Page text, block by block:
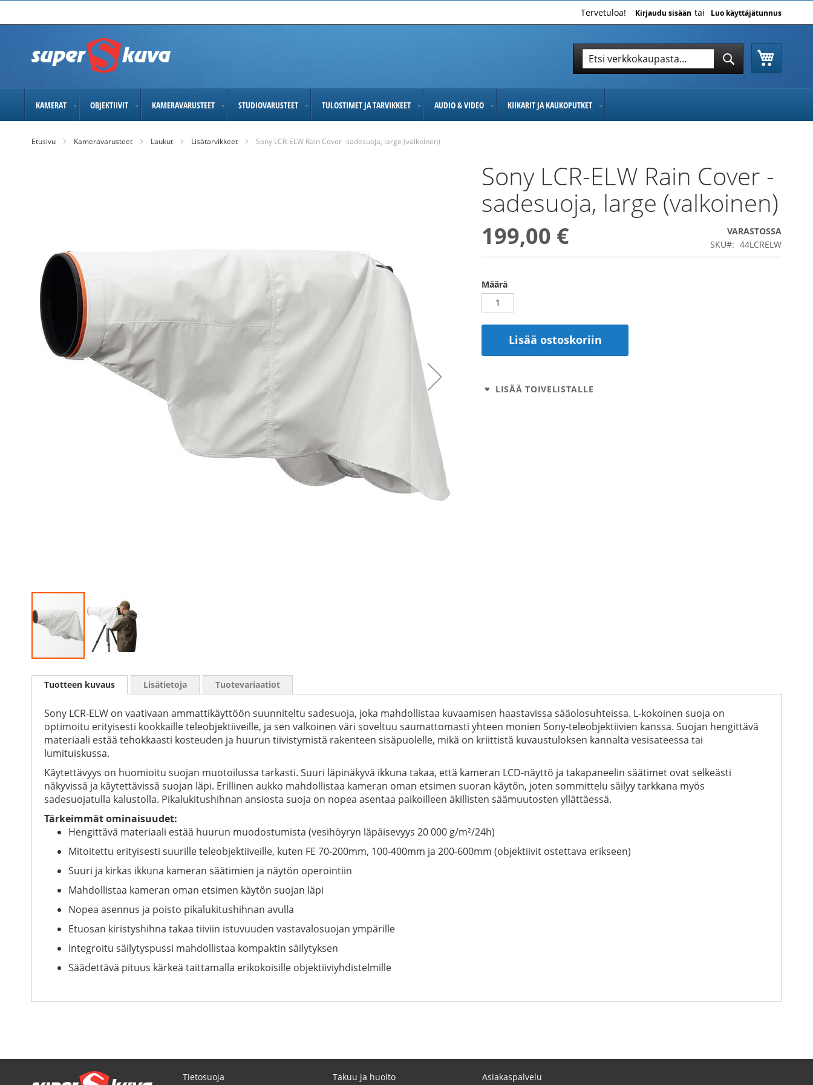
to
Tervetuloa! Kirjaudu sisään Luo käyttäjätunnus
Hae
KAMERAT OBJEKTIIVIT KAMERAVARUSTEET STUDIOVARUSTEET TULOSTIMET JA TARVIKKEET AUDIO & VIDEO KIIKARIT JA KAUKOPUTKET
Etusivu Kameravarusteet Laukut Lisätarvikkeet Sony LCR-ELW Rain Cover -sadesuoja, large (valkoinen)
Sony LCR-ELW Rain Cover -
sadesuoja, large (valkoinen)
199,00 €
VARASTOSSA
SKU
44LCRELW
Määrä
Lisää ostoskoriin
LISÄÄ TOIVELISTALLE
to
images
gallery
Tuotteen kuvaus
Sony LCR-ELW on vaativaan ammattikäyttöön suunniteltu sadesuoja, joka mahdollistaa kuvaamisen haastavissa sääolosuhteissa. L-kokoinen suoja on
optimoitu erityisesti kookkaille teleobjektiiveille, ja sen valkoinen väri soveltuu saumattomasti yhteen monien Sony-teleobjektiivien kanssa. Suojan hengittävä
materiaali estää tehokkaasti kosteuden ja huurun tiivistymistä rakenteen sisäpuolelle, mikä on kriittistä kuvaustuloksen kannalta vesisateessa tai
lumituiskussa.
Käytettävyys on huomioitu suojan muotoilussa tarkasti. Suuri läpinäkyvä ikkuna takaa, että kameran LCD-näyttö ja takapaneelin säätimet ovat selkeästi
näkyvissä ja käytettävissä suojan läpi. Erillinen aukko mahdollistaa kameran oman etsimen suoran käytön, joten sommittelu säilyy tarkkana myös
sadesuojatulla kalustolla. Pikalukitushihnan ansiosta suoja on nopea asentaa paikoilleen äkillisten säämuutosten yllättäessä.
Tärkeimmät ominaisuudet:
Hengittävä materiaali estää huurun muodostumista (vesihöyryn läpäisevyys 20 000 g/m²/24h)
Mitoitettu erityisesti suurille teleobjektiiveille, kuten FE 70-200mm, 100-400mm ja 200-600mm (objektiivit ostettava erikseen)
Suuri ja kirkas ikkuna kameran säätimien ja näytön operointiin
Mahdollistaa kameran oman etsimen käytön suojan läpi
Nopea asennus ja poisto pikalukitushihnan avulla
Etuosan kiristyshihna takaa tiiviin istuvuuden vastavalosuojan ympärille
Integroitu säilytyspussi mahdollistaa kompaktin säilytyksen
Säädettävä pituus kärkeä taittamalla erikokoisille objektiiviyhdistelmille
Lisätietoja Tuotevariaatiot
Tietosuoja
Takuu ja huolto
Asiakaspalvelu